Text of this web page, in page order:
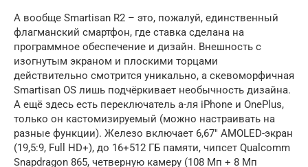
А вообще Smartisan R2 – это, пожалуй, единственный
флагманский смартфон, где ставка сделана на
программное обеспечение и дизайн. Внешность с
изогнутым экраном и плоскими торцами
действительно смотрится уникально, а скевоморфичная
Smartisan OS лишь подчёркивает необычность дизайна.
А ещё здесь есть переключатель а-ля iPhone и OnePlus,
только он кастомизируемый (можно настраивать на
разные функции). Железо включает 6,67″ AMOLED-экран
(19,5:9, Full HD+), до 16+512 ГБ памяти, чипсет Qualcomm
Snapdragon 865, четверную камеру (108 Мп + 8 Мп